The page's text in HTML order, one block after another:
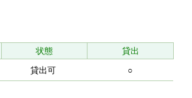
状態
貸出
貸出可 ○